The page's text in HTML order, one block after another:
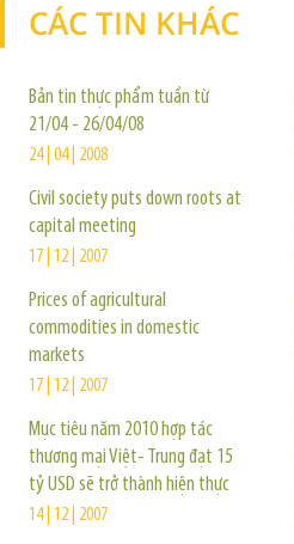
CÁC TIN KHÁC
Bản tin thực phẩm tuần từ
21/04 - 26/04/08
24 | 04 | 2008
Civil society puts down roots at
capital meeting
17 | 12 | 2007
Prices of agricultural
commodities in domestic
markets
17 | 12 | 2007
Mục tiêu năm 2010 hợp tác
thương mại Việt- Trung đạt 15
tỷ USD sẽ trở thành hiện thực
14 | 12 | 2007